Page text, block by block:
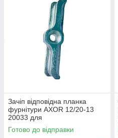
Зачіп відповідна планка
фурнітури AXOR 12/20-13
20033 для
металопластикових вікон 13
система фурнітури
Готово до відправки